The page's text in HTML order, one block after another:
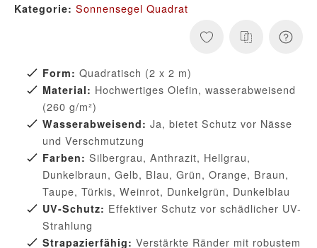
Kategorie: Sonnensegel Quadrat
Form: Quadratisch (2 x 2 m)
Material: Hochwertiges Olefin, wasserabweisend
(260 g/m²)
Wasserabweisend: Ja, bietet Schutz vor Nässe
und Verschmutzung
Farben: Silbergrau, Anthrazit, Hellgrau,
Dunkelbraun, Gelb, Blau, Grün, Orange, Braun,
Taupe, Türkis, Weinrot, Dunkelgrün, Dunkelblau
UV-Schutz: Effektiver Schutz vor schädlicher UV-
Strahlung
Strapazierfähig: Verstärkte Ränder mit robustem